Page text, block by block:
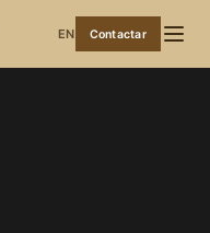
EN Contactar